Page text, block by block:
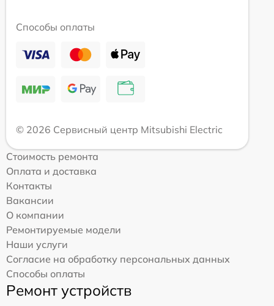
Способы оплаты
© 2026 Сервисный центр Mitsubishi Electric
Стоимость ремонта
Оплата и доставка
Контакты
Вакансии
О компании
Ремонтируемые модели
Наши услуги
Согласие на обработку персональных данных
Способы оплаты
Ремонт устройств